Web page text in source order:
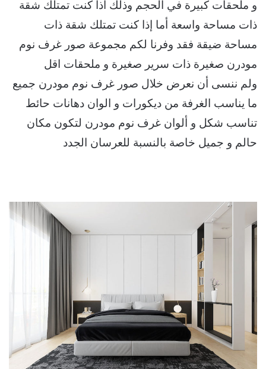
و ملحقات كبيرة في الحجم وذلك اذا كنت تمتلك شقة
ذات مساحة واسعة أما إذا كنت تمتلك شقة ذات
مساحة ضيقة فقد وفرنا لكم مجموعة صور غرف نوم
مودرن صغيرة ذات سرير صغيرة و ملحقات اقل
ولم ننسى أن نعرض خلال صور غرف نوم مودرن جميع
ما يناسب الغرفة من ديكورات و الوان دهانات حائط
تناسب شكل و ألوان غرف نوم مودرن لتكون مكان
حالم و جميل خاصة بالنسبة للعرسان الجدد